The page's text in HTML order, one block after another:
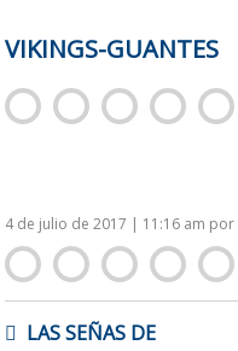
VIKINGS-GUANTES
4 de julio de 2017 | 11:16 am por
NAVEGACIÓN
DELAS SEÑAS DE